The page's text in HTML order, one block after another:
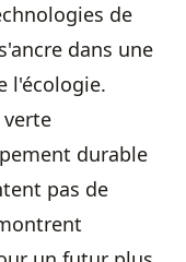
de
dans une
l'écologie.
durable
pas de